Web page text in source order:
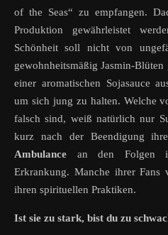
of the Seas“ zu empfangen.
Produktion gewährleistet
Schönheit soll nicht von
gewohnheitsmäßig Jasmin-
einer aromatischen Sojasauce
um sich jung zu halten. Welche
falsch sind, weiß natürlich nur
kurz nach der Beendigung
Ambulance an den Folgen
Erkrankung. Manche ihrer Fans
ihren spirituellen Praktiken.
Ist sie zu stark, bist du zu